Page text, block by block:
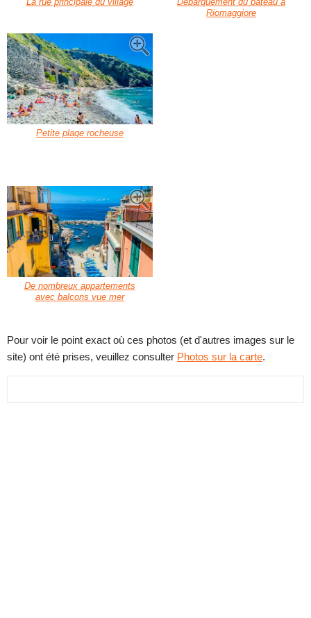
Riomaggiore
Petite plage rocheuse
De nombreux appartements
avec balcons vue mer
Pour voir le point exact où ces photos (et d'autres images sur le
site) ont été prises, veuillez consulter Photos sur la carte.